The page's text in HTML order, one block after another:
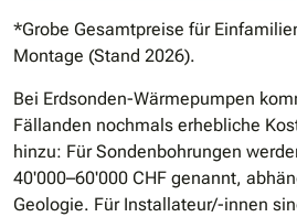
*Grobe Gesamtpreise für
Montage (Stand 2026).
Bei Erdsonden-Wärmepumpen
Fällanden nochmals erhebliche
hinzu: Für Sondenbohrungen
40'000–60'000 CHF genannt,
Geologie. Für Installateur/-innen